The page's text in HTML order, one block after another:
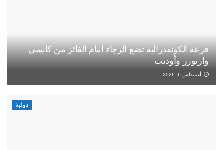
قرعة الكونفدرالية تضع الرجاء أمام الفائز من كانيمي
واريورز وأوديب
أغسطس 6, 2026
دولية